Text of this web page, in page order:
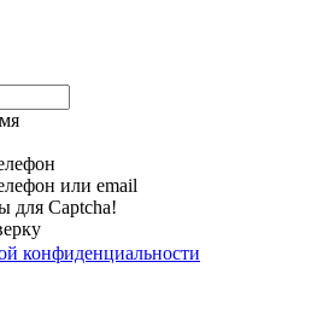
или email
для Captcha!
конфиденциальности